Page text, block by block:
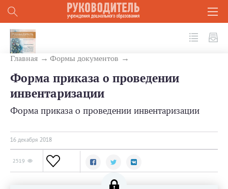
Главная Формы документов
Форма приказа о проведении
инвентаризации
Форма приказа о проведении инвентаризации
16 декабря 2018
2519